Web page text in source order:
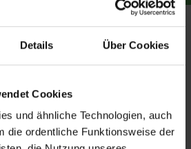
Details Über Cookies
Cookies
und ähnliche Technologien, auch
die ordentliche Funktionsweise der